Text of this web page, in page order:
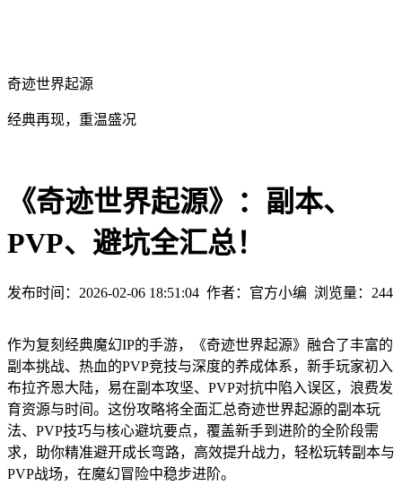
奇迹世界起源
经典再现，重温盛况
《奇迹世界起源》：副本、
PVP、避坑全汇总！
发布时间：2026-02-06 18:51:04 作者：官方小编 浏览量： 244
作为复刻经典魔幻IP的手游，《奇迹世界起源》融合了丰富的
副本挑战、热血的PVP竞技与深度的养成体系，新手玩家初入
布拉齐恩大陆，易在副本攻坚、PVP对抗中陷入误区，浪费发
育资源与时间。这份攻略将全面汇总奇迹世界起源的副本玩
法、PVP技巧与核心避坑要点，覆盖新手到进阶的全阶段需
求，助你精准避开成长弯路，高效提升战力，轻松玩转副本与
PVP战场，在魔幻冒险中稳步进阶。